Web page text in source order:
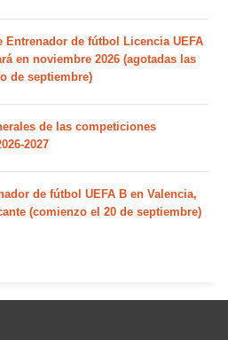
Entrenador de fútbol Licencia UEFA
en noviembre 2026 (agotadas las
de septiembre)
de las competiciones
2027
de fútbol UEFA B en Valencia,
(comienzo el 20 de septiembre)